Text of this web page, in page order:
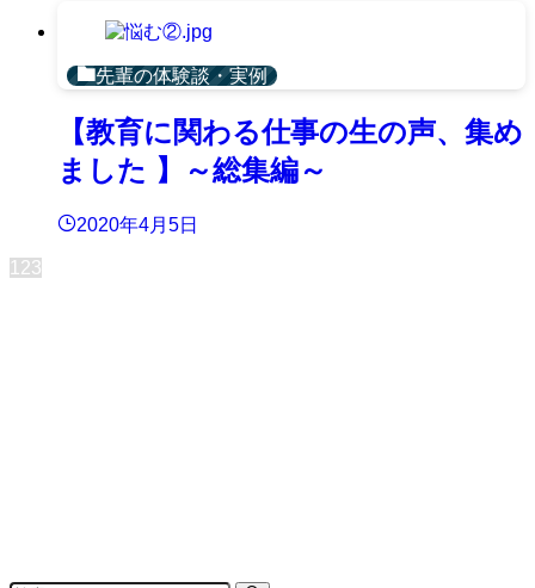
先輩の体験談・実例
【教育に関わる仕事の生の声、集め
ました 】～総集編～
2020年4月5日
1 23